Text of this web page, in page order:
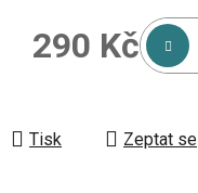
290 Kč
Tisk Zeptat se